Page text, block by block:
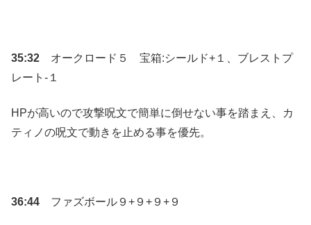
35:32 オークロード５ 宝箱:シールド+１、ブレストプ
レート-１
HPが高いので攻撃呪文で簡単に倒せない事を踏まえ、カ
ティノの呪文で動きを止める事を優先。
36:44 ファズボール９+９+９+９